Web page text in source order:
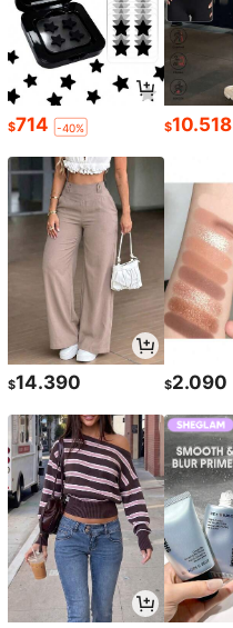
$714 -40% $10.518
$14.390 $2.090